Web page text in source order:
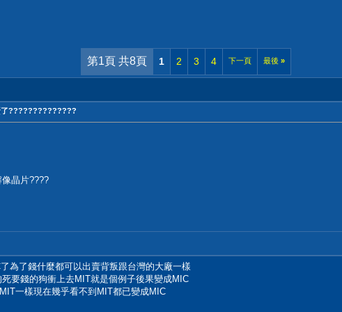
第1頁 共8頁 1 2 3 4 下一頁 最後 »
了??????????????
晶片????
為了錢什麼都可以出賣背叛跟台灣的大廠一樣
要錢的狗衝上去MIT就是個例子後果變成MIC
一樣現在幾乎看不到MIT都已變成MIC